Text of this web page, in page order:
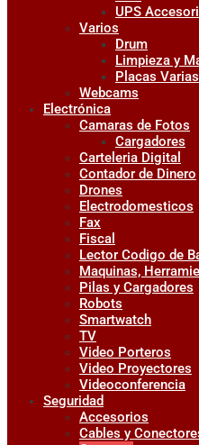
UPS
Varios
Drum
Limpieza y
Placas Varias
Webcams
Electrónica
Camaras de Fotos
Cargadores
Carteleria Digital
Contador de Dinero
Drones
Electrodomesticos
Fax
Fiscal
Lector Codigo de
Maquinas,
Pilas y Cargadores
Robots
Smartwatch
TV
Video Porteros
Video Proyectores
Videoconferencia
Seguridad
Accesorios
Cables y